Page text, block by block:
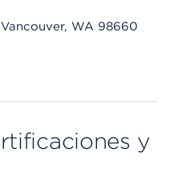
WA 98660
on mobile devices
y